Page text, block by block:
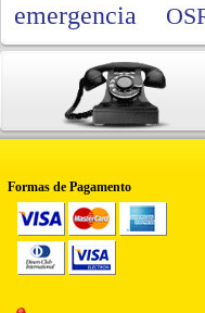
emergencia
Formas de Pagamento